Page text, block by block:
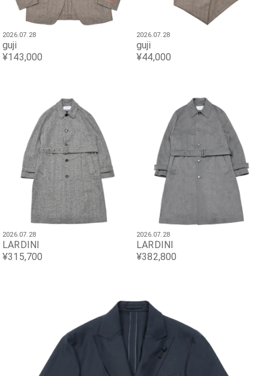
2026.07.28
guji
¥143,000
2026.07.28
guji
¥44,000
2026.07.28
LARDINI
¥315,700
2026.07.28
LARDINI
¥382,800